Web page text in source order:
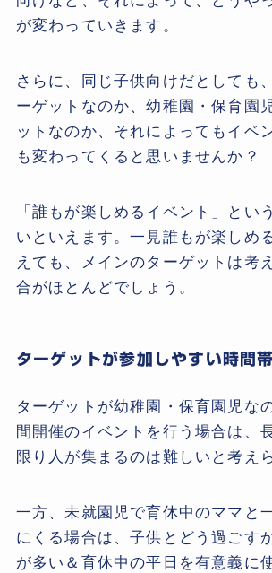
が変わっていきます。
さらに、同じ子供向けだとしても
ーゲットなのか、幼稚園・保育園
ットなのか、それによってもイベ
も変わってくると思いませんか？
「誰もが楽しめるイベント」とい
いといえます。一見誰もが楽しめ
えても、メインのターゲットは考
合がほとんどでしょう。
ターゲットが参加しやすい時間帯
ターゲットが幼稚園・保育園児な
間開催のイベントを行う場合は、
限り人が集まるのは難しいと考え
一方、未就園児で育休中のママと
にくる場合は、子供とどう過ごす
が多い＆育休中の平日を有意義に